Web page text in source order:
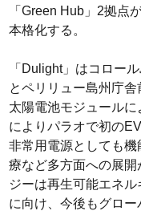
「Green Hub」2拠点
本格化する。
「Dulight」はコロー
とペリリュー島州庁
太陽電池モジュール
によりパラオで初の
非常用電源としても
療など多方面への展
ジーは再生可能エネ
に向け、今後もグロ